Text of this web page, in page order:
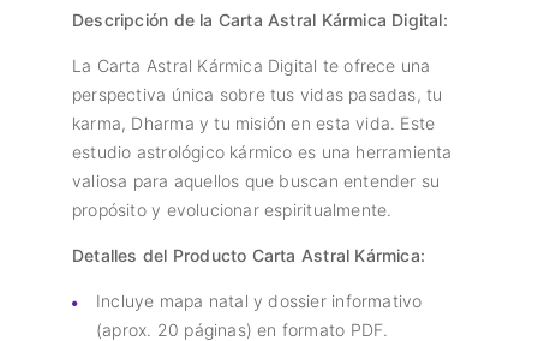
Descripción de la Carta Astral Kármica Digital:
La Carta Astral Kármica Digital te ofrece una
perspectiva única sobre tus vidas pasadas, tu
karma, Dharma y tu misión en esta vida. Este
estudio astrológico kármico es una herramienta
valiosa para aquellos que buscan entender su
propósito y evolucionar espiritualmente.
Detalles del Producto Carta Astral Kármica:
Incluye mapa natal y dossier informativo
(aprox. 20 páginas) en formato PDF.